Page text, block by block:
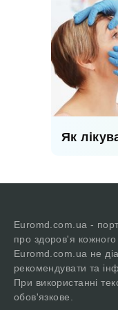
Як
Euromd.com.ua -
про здоров'я кожного
Euromd.com.ua не
рекомендувати та
При використанні
обов'язкове.